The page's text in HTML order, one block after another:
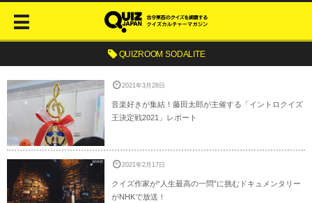
QUIZROOM SODALITE
2021年3月28日
音楽好きが集結！藤田太郎が主催する「イントロクイズ
王決定戦2021」レポート
2021年2月17日
クイズ作家が“人生最高の一問”に挑むドキュメンタリー
がNHKで放送！